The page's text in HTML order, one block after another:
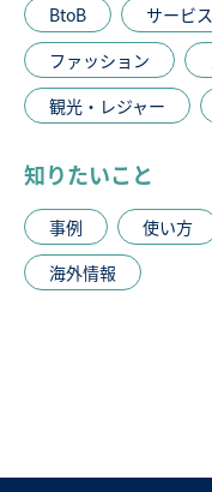
BtoB
サービ
ファッション
観光・レジャー
知りたいこと
事例 使い方
海外情報